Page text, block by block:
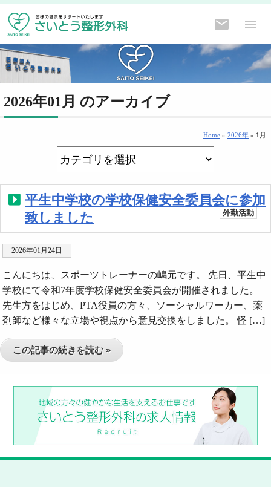
2026年01月 のアーカイブ
Home » 2026年 » 1月
平生中学校の学校保健安全委員会に参加
致しました
外勤活動
2026年01月24日
こんにちは、スポーツトレーナーの嶋元です。 先日、平生中
学校にて令和7年度学校保健安全委員会が開催されました。
先生方をはじめ、PTA役員の方々、ソーシャルワーカー、薬
剤師など様々な立場や視点から意見交換をしました。 怪 […]
この記事の続きを読む »